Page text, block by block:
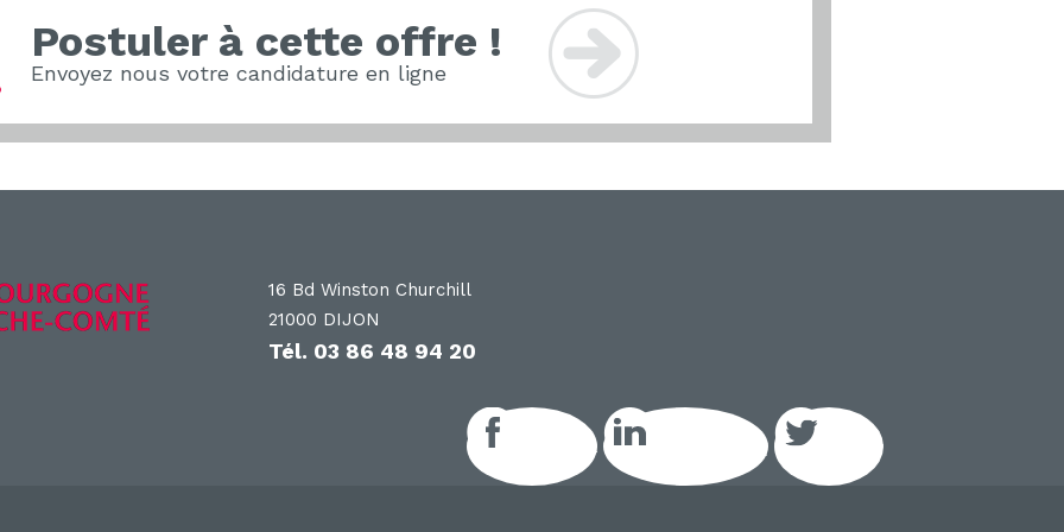
Postuler à cette offre !
Envoyez nous votre candidature en ligne
16 Bd Winston Churchill
21000 DIJON
Tél. 03 86 48 94 20
Facebook LinkedIn GEIQ Twitter